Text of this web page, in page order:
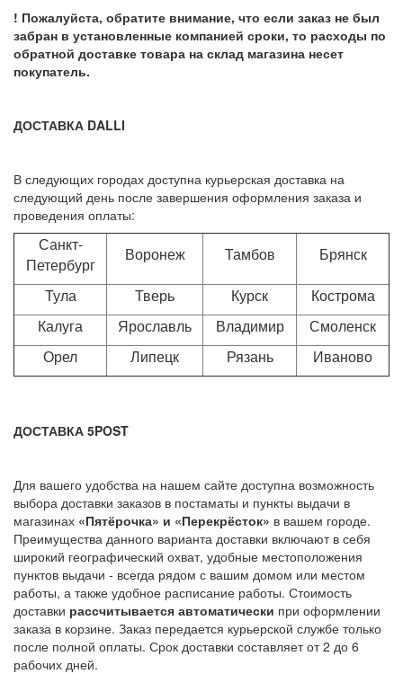
! Пожалуйста, обратите внимание, что если заказ не был
забран в установленные компанией сроки, то расходы по
обратной доставке товара на склад магазина несет
покупатель.
ДОСТАВКА DALLI
В следующих городах доступна курьерская доставка на
следующий день после завершения оформления заказа и
проведения оплаты:
Санкт-
Петербург
Воронеж Тамбов
Брянск
Тула
Тверь Курск
Кострома
Калуга
Ярославль Владимир
Смоленск
Орел
Липецк Рязань Иваново
ДОСТАВКА 5POST
Для вашего удобства на нашем сайте доступна возможность
выбора доставки заказов в постаматы и пункты выдачи в
магазинах «Пятёрочка» и «Перекрёсток» в вашем городе.
Преимущества данного варианта доставки включают в себя
широкий географический охват, удобные местоположения
пунктов выдачи - всегда рядом с вашим домом или местом
работы, а также удобное расписание работы. Стоимость
доставки рассчитывается автоматически при оформлении
заказа в корзине. Заказ передается курьерской службе только
после полной оплаты. Срок доставки составляет от 2 до 6
рабочих дней.